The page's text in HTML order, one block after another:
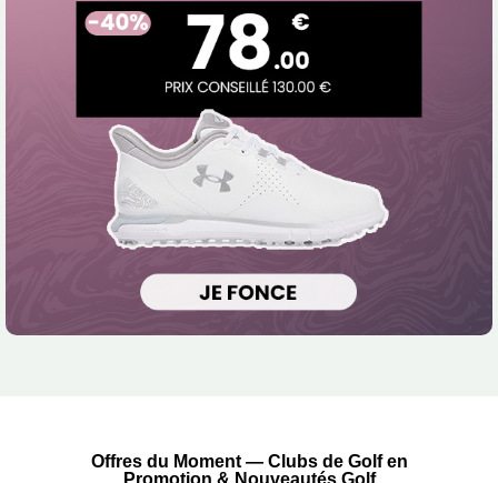
Offres du Moment — Clubs de Golf en
Promotion & Nouveautés Golf